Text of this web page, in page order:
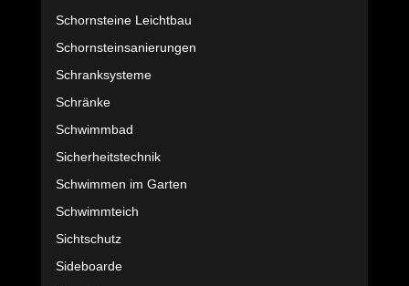
Schornsteine Leichtbau
Schornsteinsanierungen
Schranksysteme
Schränke
Schwimmbad
Sicherheitstechnik
Schwimmen im Garten
Schwimmteich
Sichtschutz
Sideboarde